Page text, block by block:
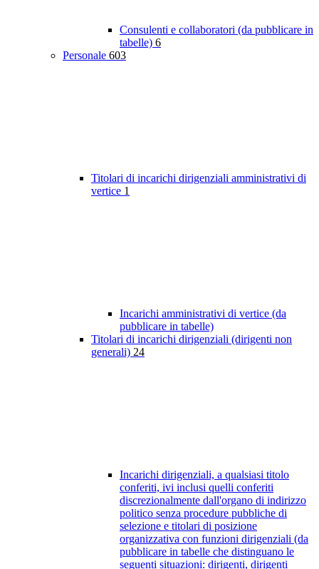
Consulenti e collaboratori (da pubblicare in
tabelle) 6
Personale 603
Titolari di incarichi dirigenziali amministrativi di
vertice 1
Incarichi amministrativi di vertice (da
pubblicare in tabelle)
Titolari di incarichi dirigenziali (dirigenti non
generali) 24
Incarichi dirigenziali, a qualsiasi titolo
conferiti, ivi inclusi quelli conferiti
discrezionalmente dall'organo di indirizzo
politico senza procedure pubbliche di
selezione e titolari di posizione
organizzativa con funzioni dirigenziali (da
pubblicare in tabelle che distinguano le
seguenti situazioni: dirigenti, dirigenti